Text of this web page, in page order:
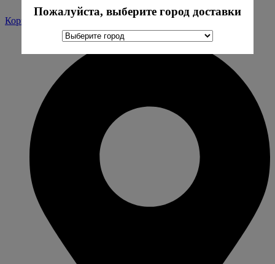
Корзина
Пожалуйста, выберите город доставки